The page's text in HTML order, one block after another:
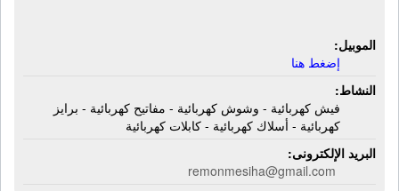
الموبيل:
إضغط هنا
النشاط:
فيش كهربائية - وشوش كهربائية - مفاتيح كهربائية - برايز
كهربائية - أسلاك كهربائية - كابلات كهربائية
البريد الإلكترونى:
remonmesiha@gmail.com